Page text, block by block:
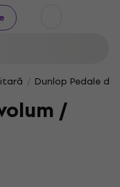
Dunlop Pedale de
/